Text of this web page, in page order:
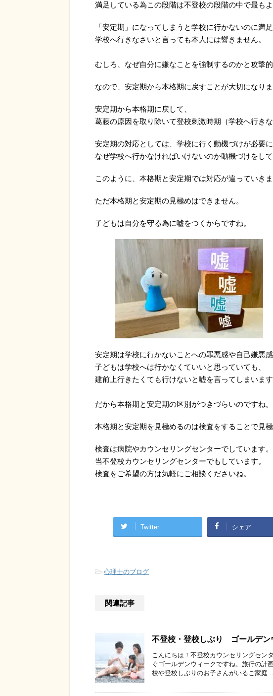
満足している為この段階は不登校の段階の中で最も
「安定期」になってしまうと学校に行かないのに満
学校へ行きなさいと言っても本人には響きません。
むしろ、なぜ自分に嫌なことを強制するのかと攻撃
なので、安定期から本格期に戻すことが大切になりま
安定期から本格期に戻して、
葛藤の原因を取り除いて登校刺激時期（学校へ行き
安定期の対応としては、学校に行く動機づけが必要に
なぜ学校へ行かなければいけないのか動機づけをして
このように、本格期と安定期では対応が違っていきま
ただ本格期と安定期の見極めはできません。
子どもは自分を守る為に嘘をつくからですね。
安定期は学校に行かないことへの罪悪感や自己嫌悪
子どもは学校へは行かなくていいと思っていても、
建前上行きたくても行けないと嘘を言ってしまいます
だから本格期と安定期の区別がつきづらいのですね。
本格期と安定期を見極めるのは検査をすることで見
検査は病院やカウンセリングセンターでしています。
当不登校カウンセリングセンターでもしています。
検査をご希望の方は気軽にご相談くださいね。
Twitter シェア
-心理士のブログ
関連記事
不登校・登校しぶり ゴールデン
こんにちは！不登校カウンセリングセン
ぐゴールデンウィークですね。旅行の計
校や登校しぶりのお子さんがいるご家庭